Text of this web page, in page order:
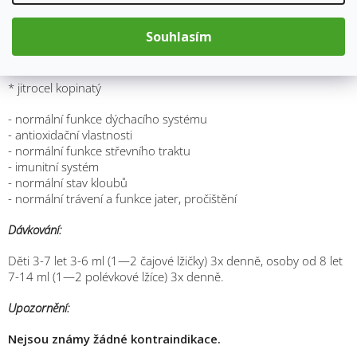
Souhlasím
Sirup z tmavého třtinového cukru (83,3%), extrakt z jitrocele
kopinatého (16,7%).
Účinky:
* jitrocel kopinatý
- normální funkce dýchacího systému
- antioxidační vlastnosti
- normální funkce střevního traktu
- imunitní systém
- normální stav kloubů
- normální trávení a funkce jater, pročištění
Dávkování:
Děti 3-7 let 3-6 ml (1—2 čajové lžičky) 3x denně, osoby od 8 let
7-14 ml (1—2 polévkové lžíce) 3x denně.
Upozornění:
Nejsou známy žádné kontraindikace.